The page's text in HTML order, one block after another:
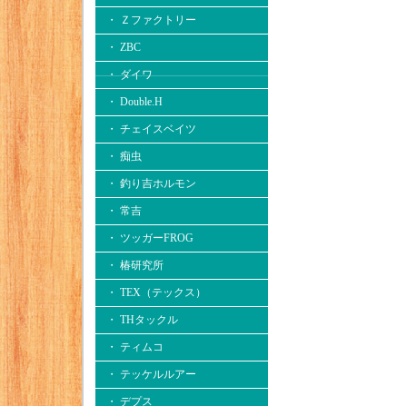
・ Ｚファクトリー
・ ZBC
・ ダイワ
・ Double.H
・ チェイスベイツ
・ 痴虫
・ 釣り吉ホルモン
・ 常吉
・ ツッガーFROG
・ 椿研究所
・ TEX（テックス）
・ THタックル
・ ティムコ
・ テッケルルアー
・ デプス